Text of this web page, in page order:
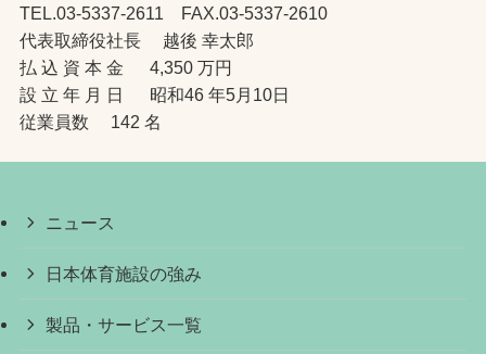
TEL.03-5337-2611 FAX.03-5337-2610
代表取締役社長 越後 幸太郎
払 込 資 本 金 4,350 万円
設 立 年 月 日 昭和46 年5月10日
従業員数 142 名
ニュース
日本体育施設の強み
製品・サービス一覧